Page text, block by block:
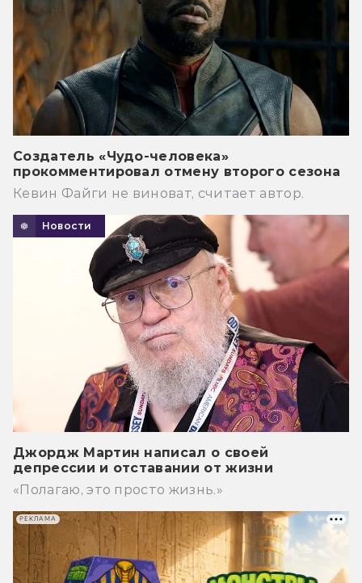
Создатель «Чудо-человека»
прокомментировал отмену второго сезона
Кевин Файги не виноват, считает автор.
Новости
Джордж Мартин написал о своей
депрессии и отставании от жизни
«Полагаю, это просто жизнь.»
РЕКЛАМА